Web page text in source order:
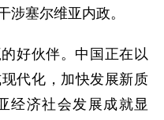
涉塞尔维亚内政。
好伙伴。中国正在以
代化，加快发展新质
经济社会发展成就显